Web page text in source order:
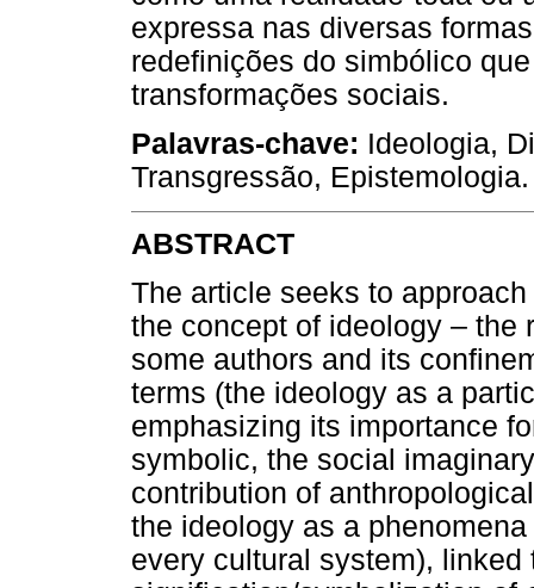
expressa nas diversas
redefinições do simbólico
transformações sociais.
Palavras-chave: Ideologia,
Transgressão, Epistemologia.
ABSTRACT
The article seeks to
the concept of ideology – the
some authors and its
terms (the ideology as a
emphasizing its importance
symbolic, the social
contribution of
the ideology as a
every cultural system), linked